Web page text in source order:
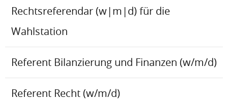
Rechtsreferendar (w|m|d) für die
Wahlstation
Referent Bilanzierung und Finanzen (w/m/d)
Referent Recht (w/m/d)